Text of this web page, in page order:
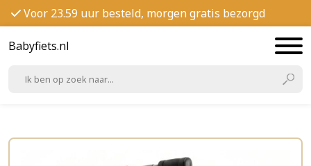
Voor 23.59 uur besteld, morgen gratis bezorgd
Babyfiets.nl